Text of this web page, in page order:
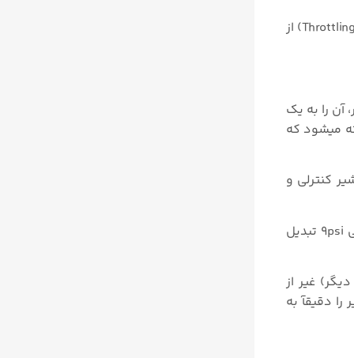
به عبارتی دیگر در سرویس هایی کنترل ولو باید فلوی عبوری سیال را در بازه ای بین کاملآ باز یا کاملآ بسته کنترل و تنظیم کند (Throttling) از
آن را به یک
میشود که
کنترلی و
برای مثال هنگامیکه یک پوزیشنر الکترونیوماتیکی سیگنال جریانی ۱۲ میلی آمپر را دریافت میکند. و آن را به سیگنال نیوماتیکی 9psi تبدیل
غیر از
دقیقآ به